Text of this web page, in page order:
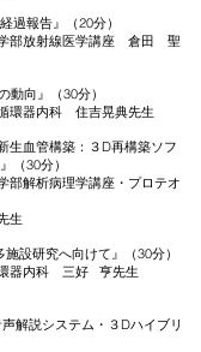
経過報告』（20分）
放射線医学講座 倉田 聖
向』（30分）
器内科 住吉晃典先生
生血管構築：３D再構築ソフ
（30分）
析病理学講座・プロテオ
設研究へ向けて』（30分）
内科 三好 亨先生
解説システム・３Dハイブリ